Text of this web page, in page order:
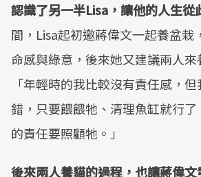
認識了另一半Lisa ，讓他的人生從
間，Lisa起初邀蔣偉文一起養盆栽
命感與綠意，後來她又建議兩人來
「年輕時的我比較沒有責任感，
錯，只要餵餵牠、清理魚缸就行
的責任要照顧牠。」
後來兩人養貓的過程，也讓蔣偉